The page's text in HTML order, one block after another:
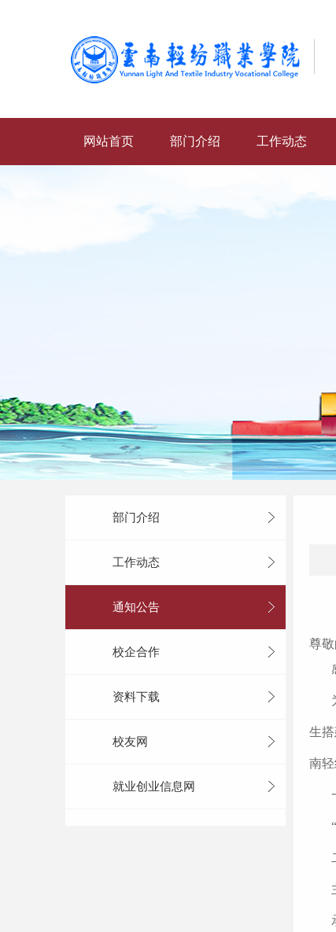
网站首页 部门介绍 工作动态
部门介绍
工作动态
通知公告
校企合作
资料下载
校友网
就业创业信息网
尊敬
生
南